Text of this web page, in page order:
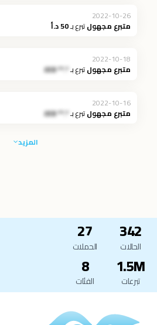
2022-10-26
متبرع مجهولتبرع بـ50 د.أ
2022-10-18
متبرع مجهولتبرع بـ*.** JOD
2022-10-16
متبرع مجهولتبرع بـ*.** JOD
المزيد
342
الحالات
27
الحملات
1.5M
تبرعات
8
الفئات